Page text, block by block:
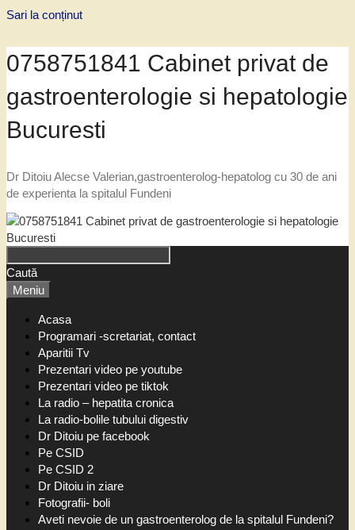
Sari la conținut
0758751841 Cabinet privat de
gastroenterologie si hepatologie
Bucuresti
Dr Ditoiu Alecse Valerian,gastroenterolog-hepatolog cu 30 de ani
de experienta la spitalul Fundeni
Caută
Meniu
Acasa
Programari -scretariat, contact
Aparitii Tv
Prezentari video pe youtube
Prezentari video pe tiktok
La radio – hepatita cronica
La radio-bolile tubului digestiv
Dr Ditoiu pe facebook
Pe CSID
Pe CSID 2
Dr Ditoiu in ziare
Fotografii- boli
Aveti nevoie de un gastroenterolog de la spitalul Fundeni?